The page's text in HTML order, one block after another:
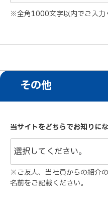
※全角1000文字以内でご入力
その他
当サイトをどちらでお知りに
※ご友人、当社員からの紹介
名前をご記載ください。